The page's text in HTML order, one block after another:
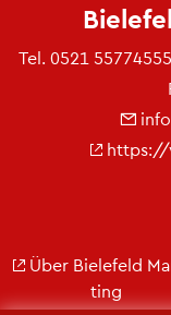
Tel. 0521 55774555
https://​
Über Bie­le­feld
ting